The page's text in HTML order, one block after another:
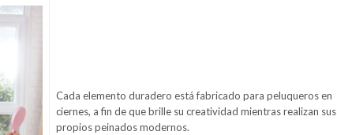
Cada elemento duradero está fabricado para peluqueros en
ciernes, a fin de que brille su creatividad mientras realizan sus
propios peinados modernos.